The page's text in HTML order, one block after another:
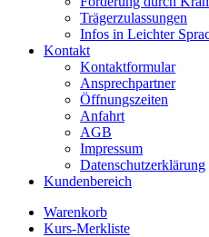
Trägerzulassungen
Infos in Leichter
Kontakt
Kontaktformular
Ansprechpartner
Öffnungszeiten
Anfahrt
AGB
Impressum
Datenschutzerklärung
Kundenbereich
Warenkorb
Kurs-Merkliste